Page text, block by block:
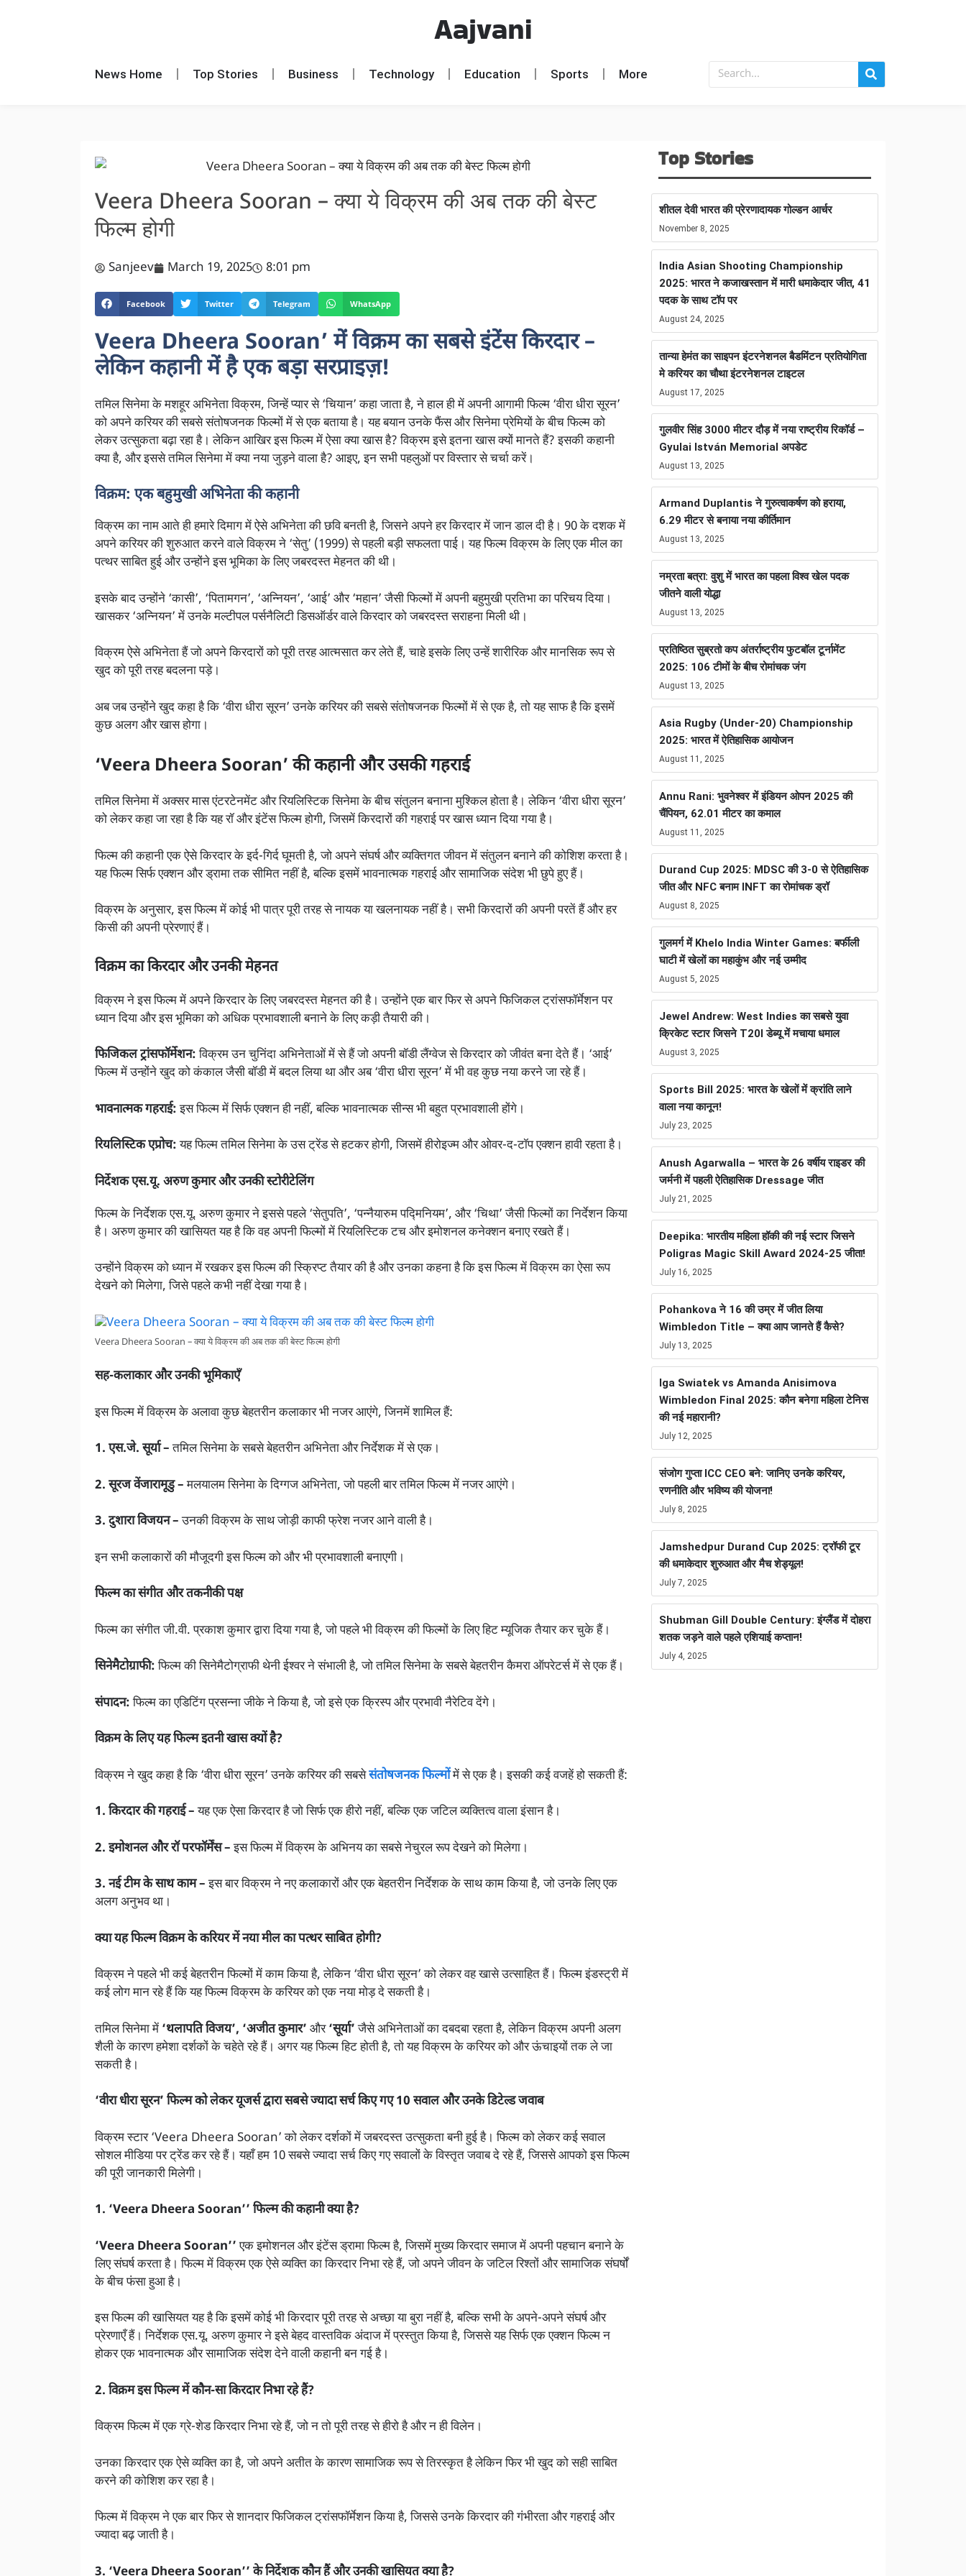
Aajvani
News Home Top Stories Business Technology Education Sports More
Veera Dheera Sooran – क्या ये विक्रम की अब तक की बेस्ट
फिल्म होगी
Sanjeev March 19, 2025 8:01 pm
Facebook Twitter Telegram WhatsApp
Veera Dheera Sooran’ में विक्रम का सबसे इंटेंस किरदार –
लेकिन कहानी में है एक बड़ा सरप्राइज़!
तमिल सिनेमा के मशहूर अभिनेता विक्रम, जिन्हें प्यार से ‘चियान’ कहा जाता है, ने हाल ही में अपनी आगामी फिल्म ‘वीरा धीरा सूरन’
को अपने करियर की सबसे संतोषजनक फिल्मों में से एक बताया है। यह बयान उनके फैंस और सिनेमा प्रेमियों के बीच फिल्म को
लेकर उत्सुकता बढ़ा रहा है। लेकिन आखिर इस फिल्म में ऐसा क्या खास है? विक्रम इसे इतना खास क्यों मानते हैं? इसकी कहानी
क्या है, और इससे तमिल सिनेमा में क्या नया जुड़ने वाला है? आइए, इन सभी पहलुओं पर विस्तार से चर्चा करें।
विक्रम: एक बहुमुखी अभिनेता की कहानी
विक्रम का नाम आते ही हमारे दिमाग में ऐसे अभिनेता की छवि बनती है, जिसने अपने हर किरदार में जान डाल दी है। 90 के दशक में
अपने करियर की शुरुआत करने वाले विक्रम ने ‘सेतु’ (1999) से पहली बड़ी सफलता पाई। यह फिल्म विक्रम के लिए एक मील का
पत्थर साबित हुई और उन्होंने इस भूमिका के लिए जबरदस्त मेहनत की थी।
इसके बाद उन्होंने ‘कासी’, ‘पितामगन’, ‘अन्नियन’, ‘आई’ और ‘महान’ जैसी फिल्मों में अपनी बहुमुखी प्रतिभा का परिचय दिया।
खासकर ‘अन्नियन’ में उनके मल्टीपल पर्सनैलिटी डिसऑर्डर वाले किरदार को जबरदस्त सराहना मिली थी।
विक्रम ऐसे अभिनेता हैं जो अपने किरदारों को पूरी तरह आत्मसात कर लेते हैं, चाहे इसके लिए उन्हें शारीरिक और मानसिक रूप से
खुद को पूरी तरह बदलना पड़े।
अब जब उन्होंने खुद कहा है कि ‘वीरा धीरा सूरन’ उनके करियर की सबसे संतोषजनक फिल्मों में से एक है, तो यह साफ है कि इसमें
कुछ अलग और खास होगा।
‘Veera Dheera Sooran’ की कहानी और उसकी गहराई
तमिल सिनेमा में अक्सर मास एंटरटेनमेंट और रियलिस्टिक सिनेमा के बीच संतुलन बनाना मुश्किल होता है। लेकिन ‘वीरा धीरा सूरन’
को लेकर कहा जा रहा है कि यह रॉ और इंटेंस फिल्म होगी, जिसमें किरदारों की गहराई पर खास ध्यान दिया गया है।
फिल्म की कहानी एक ऐसे किरदार के इर्द-गिर्द घूमती है, जो अपने संघर्ष और व्यक्तिगत जीवन में संतुलन बनाने की कोशिश करता है।
यह फिल्म सिर्फ एक्शन और ड्रामा तक सीमित नहीं है, बल्कि इसमें भावनात्मक गहराई और सामाजिक संदेश भी छुपे हुए हैं।
विक्रम के अनुसार, इस फिल्म में कोई भी पात्र पूरी तरह से नायक या खलनायक नहीं है। सभी किरदारों की अपनी परतें हैं और हर
किसी की अपनी प्रेरणाएं हैं।
विक्रम का किरदार और उनकी मेहनत
विक्रम ने इस फिल्म में अपने किरदार के लिए जबरदस्त मेहनत की है। उन्होंने एक बार फिर से अपने फिजिकल ट्रांसफॉर्मेशन पर
ध्यान दिया और इस भूमिका को अधिक प्रभावशाली बनाने के लिए कड़ी तैयारी की।
फिजिकल ट्रांसफॉर्मेशन:विक्रम उन चुनिंदा अभिनेताओं में से हैं जो अपनी बॉडी लैंग्वेज से किरदार को जीवंत बना देते हैं। ‘आई’
फिल्म में उन्होंने खुद को कंकाल जैसी बॉडी में बदल लिया था और अब ‘वीरा धीरा सूरन’ में भी वह कुछ नया करने जा रहे हैं।
भावनात्मक गहराई:इस फिल्म में सिर्फ एक्शन ही नहीं, बल्कि भावनात्मक सीन्स भी बहुत प्रभावशाली होंगे।
रियलिस्टिक एप्रोच:यह फिल्म तमिल सिनेमा के उस ट्रेंड से हटकर होगी, जिसमें हीरोइज्म और ओवर-द-टॉप एक्शन हावी रहता है।
निर्देशक एस.यू. अरुण कुमार और उनकी स्टोरीटेलिंग
फिल्म के निर्देशक एस.यू. अरुण कुमार ने इससे पहले ‘सेतुपति’, ‘पन्नैयारुम पद्मिनियम’, और ‘चिथा’ जैसी फिल्मों का निर्देशन किया
है। अरुण कुमार की खासियत यह है कि वह अपनी फिल्मों में रियलिस्टिक टच और इमोशनल कनेक्शन बनाए रखते हैं।
उन्होंने विक्रम को ध्यान में रखकर इस फिल्म की स्क्रिप्ट तैयार की है और उनका कहना है कि इस फिल्म में विक्रम का ऐसा रूप
देखने को मिलेगा, जिसे पहले कभी नहीं देखा गया है।
Veera Dheera Sooran – क्या ये विक्रम की अब तक की बेस्ट फिल्म होगी
सह-कलाकार और उनकी भूमिकाएँ
इस फिल्म में विक्रम के अलावा कुछ बेहतरीन कलाकार भी नजर आएंगे, जिनमें शामिल हैं:
1. एस.जे. सूर्या –तमिल सिनेमा के सबसे बेहतरीन अभिनेता और निर्देशक में से एक।
2. सूरज वेंजारामूडु –मलयालम सिनेमा के दिग्गज अभिनेता, जो पहली बार तमिल फिल्म में नजर आएंगे।
3. दुशारा विजयन –उनकी विक्रम के साथ जोड़ी काफी फ्रेश नजर आने वाली है।
इन सभी कलाकारों की मौजूदगी इस फिल्म को और भी प्रभावशाली बनाएगी।
फिल्म का संगीत और तकनीकी पक्ष
फिल्म का संगीत जी.वी. प्रकाश कुमार द्वारा दिया गया है, जो पहले भी विक्रम की फिल्मों के लिए हिट म्यूजिक तैयार कर चुके हैं।
सिनेमैटोग्राफी:फिल्म की सिनेमैटोग्राफी थेनी ईश्वर ने संभाली है, जो तमिल सिनेमा के सबसे बेहतरीन कैमरा ऑपरेटर्स में से एक हैं।
संपादन:फिल्म का एडिटिंग प्रसन्ना जीके ने किया है, जो इसे एक क्रिस्प और प्रभावी नैरेटिव देंगे।
विक्रम के लिए यह फिल्म इतनी खास क्यों है?
विक्रम ने खुद कहा है कि ‘वीरा धीरा सूरन’ उनके करियर की सबसेसंतोषजनक फिल्मोंमें से एक है। इसकी कई वजहें हो सकती हैं:
1. किरदार की गहराई –यह एक ऐसा किरदार है जो सिर्फ एक हीरो नहीं, बल्कि एक जटिल व्यक्तित्व वाला इंसान है।
2. इमोशनल और रॉ परफॉर्मेंस –इस फिल्म में विक्रम के अभिनय का सबसे नेचुरल रूप देखने को मिलेगा।
3. नई टीम के साथ काम –इस बार विक्रम ने नए कलाकारों और एक बेहतरीन निर्देशक के साथ काम किया है, जो उनके लिए एक
अलग अनुभव था।
क्या यह फिल्म विक्रम के करियर में नया मील का पत्थर साबित होगी?
विक्रम ने पहले भी कई बेहतरीन फिल्मों में काम किया है, लेकिन ‘वीरा धीरा सूरन’ को लेकर वह खासे उत्साहित हैं। फिल्म इंडस्ट्री में
कई लोग मान रहे हैं कि यह फिल्म विक्रम के करियर को एक नया मोड़ दे सकती है।
तमिल सिनेमा में ‘थलापति विजय’, ‘अजीत कुमार’ और‘सूर्या’जैसे अभिनेताओं का दबदबा रहता है, लेकिन विक्रम अपनी अलग
शैली के कारण हमेशा दर्शकों के चहेते रहे हैं। अगर यह फिल्म हिट होती है, तो यह विक्रम के करियर को और ऊंचाइयों तक ले जा
सकती है।
‘वीरा धीरा सूरन’ फिल्म को लेकर यूजर्स द्वारा सबसे ज्यादा सर्च किए गए 10 सवाल और उनके डिटेल्ड जवाब
विक्रम स्टार ‘Veera Dheera Sooran’ को लेकर दर्शकों में जबरदस्त उत्सुकता बनी हुई है। फिल्म को लेकर कई सवाल
सोशल मीडिया पर ट्रेंड कर रहे हैं। यहाँ हम 10 सबसे ज्यादा सर्च किए गए सवालों के विस्तृत जवाब दे रहे हैं, जिससे आपको इस फिल्म
की पूरी जानकारी मिलेगी।
1. ‘Veera Dheera Sooran’’ फिल्म की कहानी क्या है?
‘Veera Dheera Sooran’’एक इमोशनल और इंटेंस ड्रामा फिल्म है, जिसमें मुख्य किरदार समाज में अपनी पहचान बनाने के
लिए संघर्ष करता है। फिल्म में विक्रम एक ऐसे व्यक्ति का किरदार निभा रहे हैं, जो अपने जीवन के जटिल रिश्तों और सामाजिक संघर्षों
के बीच फंसा हुआ है।
इस फिल्म की खासियत यह है कि इसमें कोई भी किरदार पूरी तरह से अच्छा या बुरा नहीं है, बल्कि सभी के अपने-अपने संघर्ष और
प्रेरणाएँ हैं। निर्देशक एस.यू. अरुण कुमार ने इसे बेहद वास्तविक अंदाज में प्रस्तुत किया है, जिससे यह सिर्फ एक एक्शन फिल्म न
होकर एक भावनात्मक और सामाजिक संदेश देने वाली कहानी बन गई है।
2. विक्रम इस फिल्म में कौन-सा किरदार निभा रहे हैं?
विक्रम फिल्म में एक ग्रे-शेड किरदार निभा रहे हैं, जो न तो पूरी तरह से हीरो है और न ही विलेन।
उनका किरदार एक ऐसे व्यक्ति का है, जो अपने अतीत के कारण सामाजिक रूप से तिरस्कृत है लेकिन फिर भी खुद को सही साबित
करने की कोशिश कर रहा है।
फिल्म में विक्रम ने एक बार फिर से शानदार फिजिकल ट्रांसफॉर्मेशन किया है, जिससे उनके किरदार की गंभीरता और गहराई और
ज्यादा बढ़ जाती है।
3. ‘Veera Dheera Sooran’’ के निर्देशक कौन हैं और उनकी खासियत क्या है?
Top Stories
शीतल देवी भारत की प्रेरणादायक गोल्डन आर्चर
November 8, 2025
India Asian Shooting Championship
2025: भारत ने कजाखस्तान में मारी धमाकेदार जीत, 41
पदक के साथ टॉप पर
August 24, 2025
तान्या हेमंत का साइपन इंटरनेशनल बैडमिंटन प्रतियोगिता
मे करियर का चौथा इंटरनेशनल टाइटल
August 17, 2025
गुलवीर सिंह 3000 मीटर दौड़ में नया राष्ट्रीय रिकॉर्ड –
Gyulai István Memorial अपडेट
August 13, 2025
Armand Duplantis ने गुरुत्वाकर्षण को हराया,
6.29 मीटर से बनाया नया कीर्तिमान
August 13, 2025
नम्रता बत्रा: वुशु में भारत का पहला विश्व खेल पदक
जीतने वाली योद्धा
August 13, 2025
प्रतिष्ठित सुब्रतो कप अंतर्राष्ट्रीय फुटबॉल टूर्नामेंट
2025: 106 टीमों के बीच रोमांचक जंग
August 13, 2025
Asia Rugby (Under-20) Championship
2025: भारत में ऐतिहासिक आयोजन
August 11, 2025
Annu Rani: भुवनेश्वर में इंडियन ओपन 2025 की
चैंपियन, 62.01 मीटर का कमाल
August 11, 2025
Durand Cup 2025: MDSC की 3-0 से ऐतिहासिक
जीत और NFC बनाम INFT का रोमांचक ड्रॉ
August 8, 2025
गुलमर्ग में Khelo India Winter Games: बर्फीली
घाटी में खेलों का महाकुंभ और नई उम्मीद
August 5, 2025
Jewel Andrew: West Indies का सबसे युवा
क्रिकेट स्टार जिसने T20I डेब्यू में मचाया धमाल
August 3, 2025
Sports Bill 2025: भारत के खेलों में क्रांति लाने
वाला नया कानून!
July 23, 2025
Anush Agarwalla – भारत के 26 वर्षीय राइडर की
जर्मनी में पहली ऐतिहासिक Dressage जीत
July 21, 2025
Deepika: भारतीय महिला हॉकी की नई स्टार जिसने
Poligras Magic Skill Award 2024-25 जीता!
July 16, 2025
Pohankova ने 16 की उम्र में जीत लिया
Wimbledon Title – क्या आप जानते हैं कैसे?
July 13, 2025
Iga Swiatek vs Amanda Anisimova
Wimbledon Final 2025: कौन बनेगा महिला टेनिस
की नई महारानी?
July 12, 2025
संजोग गुप्ता ICC CEO बने: जानिए उनके करियर,
रणनीति और भविष्य की योजना!
July 8, 2025
Jamshedpur Durand Cup 2025: ट्रॉफी टूर
की धमाकेदार शुरुआत और मैच शेड्यूल!
July 7, 2025
Shubman Gill Double Century: इंग्लैंड में दोहरा
शतक जड़ने वाले पहले एशियाई कप्तान!
July 4, 2025